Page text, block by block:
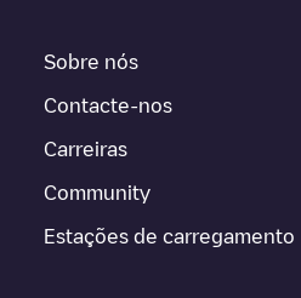
Sobre nós
Contacte-nos
Carreiras
Community
Estações de carregamento